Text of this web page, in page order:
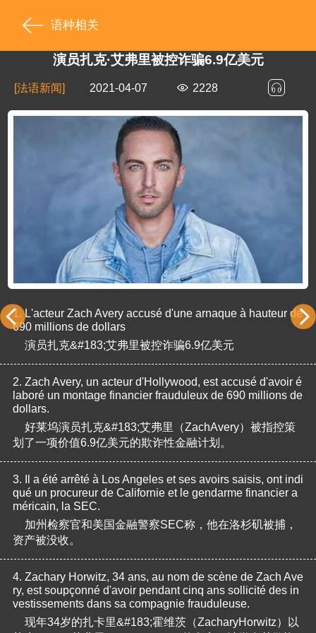
语种相关
演员扎克·艾弗里被控诈骗6.9亿美元
[法语新闻] 2021-04-07 2228
1. L'acteur Zach Avery accusé d'une arnaque à hauteur de
690 millions de dollars
演员扎克&#183;艾弗里被控诈骗6.9亿美元
2. Zach Avery, un acteur d'Hollywood, est accusé d'avoir é
laboré un montage financier frauduleux de 690 millions de
dollars.
好莱坞演员扎克&#183;艾弗里（ZachAvery）被指控策
划了一项价值6.9亿美元的欺诈性金融计划。
3. Il a été arrêté à Los Angeles et ses avoirs saisis, ont indi
qué un procureur de Californie et le gendarme financier a
méricain, la SEC.
加州检察官和美国金融警察SEC称，他在洛杉矶被捕，
资产被没收。
4. Zachary Horwitz, 34 ans, au nom de scène de Zach Ave
ry, est soupçonné d'avoir pendant cinq ans sollicité des in
vestissements dans sa compagnie frauduleuse.
现年34岁的扎卡里&#183;霍维茨（ZacharyHorwitz）以